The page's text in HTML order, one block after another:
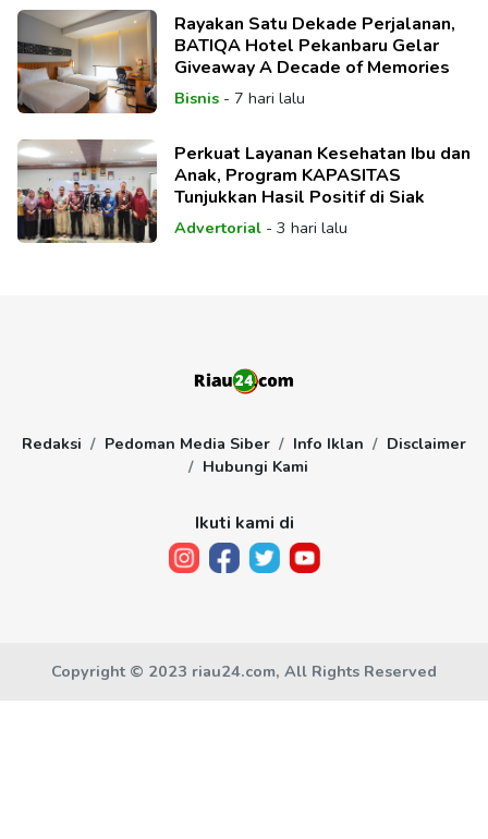
Rayakan Satu Dekade Perjalanan,
BATIQA Hotel Pekanbaru Gelar
Giveaway A Decade of Memories
Bisnis- 7 hari lalu
Perkuat Layanan Kesehatan Ibu dan
Anak, Program KAPASITAS
Tunjukkan Hasil Positif di Siak
Advertorial- 3 hari lalu
Redaksi Pedoman Media Siber Info Iklan
Disclaimer
Hubungi Kami
Ikuti kami di
Copyright © 2023 riau24.com, All Rights Reserved